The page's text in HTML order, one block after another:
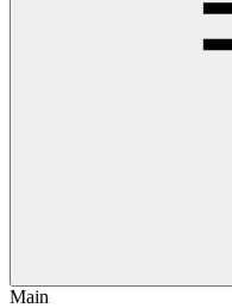
Main